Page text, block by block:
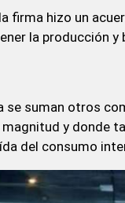
firma hizo un
la producción
suman otros
y donde
del consumo